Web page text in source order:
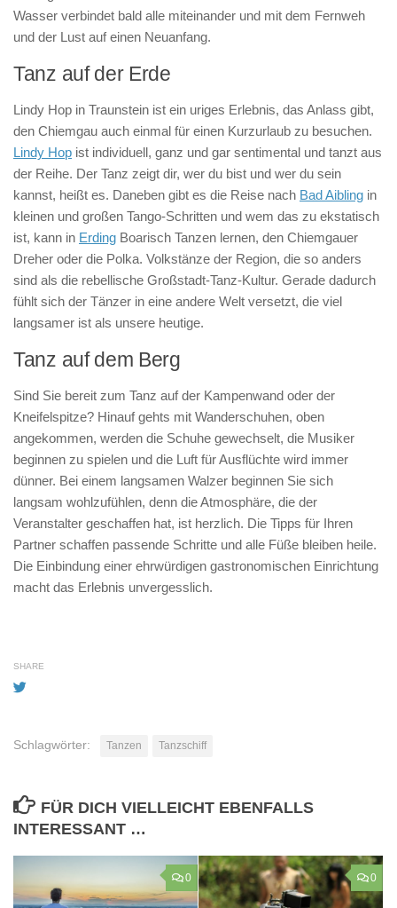
Wasser verbindet bald alle miteinander und mit dem Fernweh
und der Lust auf einen Neuanfang.
Tanz auf der Erde
Lindy Hop in Traunstein ist ein uriges Erlebnis, das Anlass gibt,
den Chiemgau auch einmal für einen Kurzurlaub zu besuchen.
Lindy Hop ist individuell, ganz und gar sentimental und tanzt aus
der Reihe. Der Tanz zeigt dir, wer du bist und wer du sein
kannst, heißt es. Daneben gibt es die Reise nach Bad Aibling in
kleinen und großen Tango-Schritten und wem das zu ekstatisch
ist, kann in Erding Boarisch Tanzen lernen, den Chiemgauer
Dreher oder die Polka. Volkstänze der Region, die so anders
sind als die rebellische Großstadt-Tanz-Kultur. Gerade dadurch
fühlt sich der Tänzer in eine andere Welt versetzt, die viel
langsamer ist als unsere heutige.
Tanz auf dem Berg
Sind Sie bereit zum Tanz auf der Kampenwand oder der
Kneifelspitze? Hinauf gehts mit Wanderschuhen, oben
angekommen, werden die Schuhe gewechselt, die Musiker
beginnen zu spielen und die Luft für Ausflüchte wird immer
dünner. Bei einem langsamen Walzer beginnen Sie sich
langsam wohlzufühlen, denn die Atmosphäre, die der
Veranstalter geschaffen hat, ist herzlich. Die Tipps für Ihren
Partner schaffen passende Schritte und alle Füße bleiben heile.
Die Einbindung einer ehrwürdigen gastronomischen Einrichtung
macht das Erlebnis unvergesslich.
SHARE
Schlagwörter: Tanzen Tanzschiff
FÜR DICH VIELLEICHT EBENFALLS
INTERESSANT …
0 0